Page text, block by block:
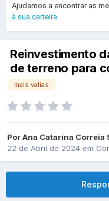
Ajudamos a encontrar as
à sua carteira.
Reinvestimento
de terreno para
mais valias
PorAna Catarina Correia
22 de Abril de 2024 em